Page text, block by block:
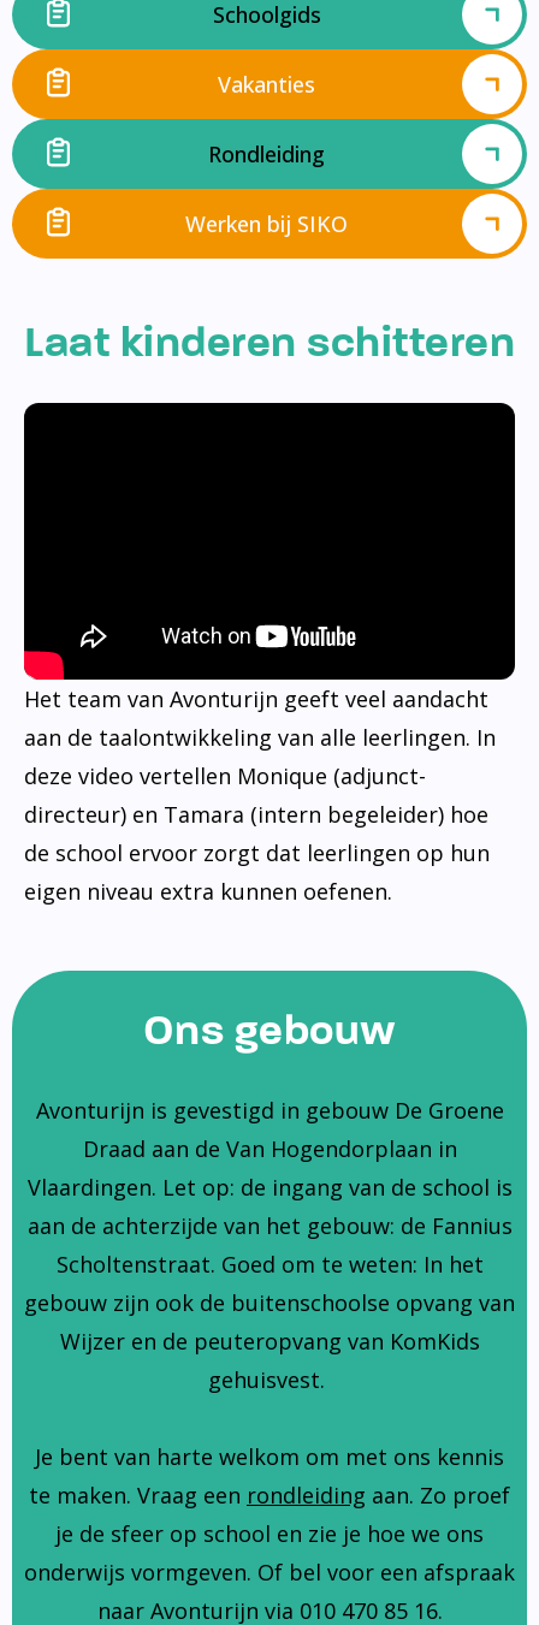
Schoolgids
Vakanties
Rondleiding
Werken bij SIKO
Laat kinderen schitteren
Het team van Avonturijn geeft veel aandacht
aan de taalontwikkeling van alle leerlingen. In
deze video vertellen Monique (adjunct-
directeur) en Tamara (intern begeleider) hoe
de school ervoor zorgt dat leerlingen op hun
eigen niveau extra kunnen oefenen.
Ons gebouw
Avonturijn is gevestigd in gebouw De Groene
Draad aan de Van Hogendorplaan in
Vlaardingen. Let op: de ingang van de school is
aan de achterzijde van het gebouw: de Fannius
Scholtenstraat. Goed om te weten: In het
gebouw zijn ook de buitenschoolse opvang van
Wijzer en de peuteropvang van KomKids
gehuisvest.
Je bent van harte welkom om met ons kennis
te maken. Vraag een rondleiding aan. Zo proef
je de sfeer op school en zie je hoe we ons
onderwijs vormgeven. Of bel voor een afspraak
naar Avonturijn via 010 470 85 16.